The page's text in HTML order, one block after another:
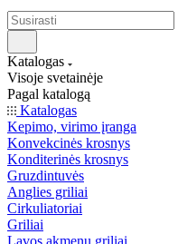
Katalogas
Visoje svetainėje
Pagal katalogą
Katalogas
Kepimo, virimo įranga
Konvekcinės krosnys
Konditerinės krosnys
Gruzdintuvės
Anglies griliai
Cirkuliatoriai
Griliai
Lavos akmenų griliai